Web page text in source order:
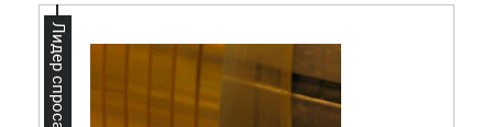
Лидер спроса